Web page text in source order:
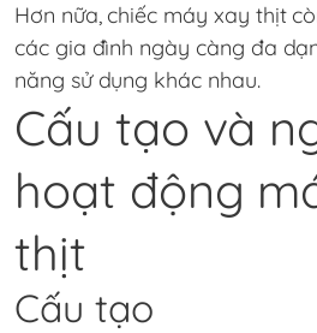
Hơn nữa, chiếc máy xay thịt
các gia đình ngày càng đa
năng sử dụng khác nhau.
Cấu tạo và
hoạt động
thịt
Cấu tạo